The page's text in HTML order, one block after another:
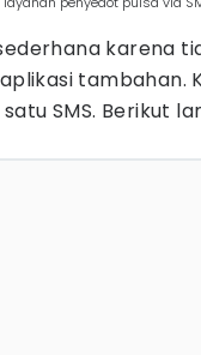
karena
tambahan.
SMS. Berikut